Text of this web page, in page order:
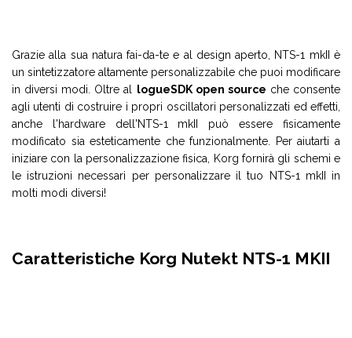
Grazie alla sua natura fai-da-te e al design aperto, NTS-1 mkII è
un sintetizzatore altamente personalizzabile che puoi modificare
in diversi modi. Oltre al logueSDK open source che consente
agli utenti di costruire i propri oscillatori personalizzati ed effetti,
anche l'hardware dell'NTS-1 mkII può essere fisicamente
modificato sia esteticamente che funzionalmente. Per aiutarti a
iniziare con la personalizzazione fisica, Korg fornirà gli schemi e
le istruzioni necessari per personalizzare il tuo NTS-1 mkII in
molti modi diversi!
Caratteristiche Korg Nutekt NTS-1 MKII